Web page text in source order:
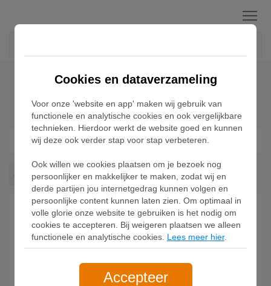
Menu
Home Jordan Skyline Sneakers
Jordan Skyline Sneakers
Filter 1
Jordan Skyline Wis alles
Cookies en dataverzameling
Voor onze 'website en app' maken wij gebruik van
functionele en analytische cookies en ook vergelijkbare
technieken. Hierdoor werkt de website goed en kunnen
wij deze ook verder stap voor stap verbeteren.
Ook willen we cookies plaatsen om je bezoek nog
persoonlijker en makkelijker te maken, zodat wij en
derde partijen jou internetgedrag kunnen volgen en
persoonlijke content kunnen laten zien. Om optimaal in
volle glorie onze website te gebruiken is het nodig om
cookies te accepteren. Bij weigeren plaatsen we alleen
functionele en analytische cookies. Lees meer hier.
Accepteer